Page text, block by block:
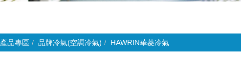
產品專區 品牌冷氣(空調冷氣) HAWRIN華菱冷氣